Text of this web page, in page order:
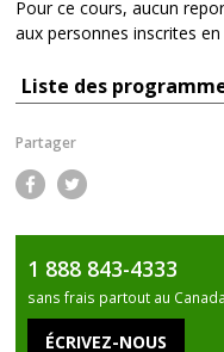
Pour ce cours, aucun
aux personnes inscrites
Liste des
Partager
ebo
tter
1 888 843-4333
sans frais partout au Canada